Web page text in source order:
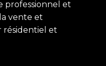
professionnel et
vente et
résidentiel et